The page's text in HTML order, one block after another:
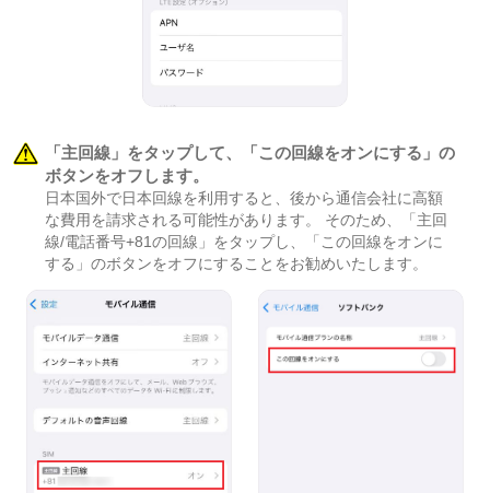
「主回線」をタップして、「この回線をオンにする」の
ボタンをオフします。
日本国外で日本回線を利用すると、後から通信会社に高額
な費用を請求される可能性があります。 そのため、「主回
線/電話番号+81の回線」をタップし、「この回線をオンに
する」のボタンをオフにすることをお勧めいたします。